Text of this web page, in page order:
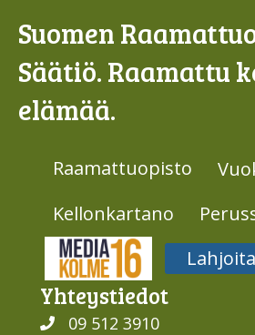
Suomen
Säätiö. Raamattu
elämää.
Raamattuopisto
Kellonkartano
Media316
Lahjoita
Yhteys­tiedot
09 512 3910